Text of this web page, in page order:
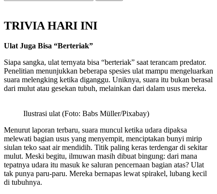
TRIVIA HARI INI
Ulat Juga Bisa “Berteriak”
Siapa sangka, ulat ternyata bisa “berteriak” saat terancam predator.
Penelitian menunjukkan beberapa spesies ulat mampu mengeluarkan
suara melengking ketika diganggu. Uniknya, suara itu bukan berasal
dari mulut atau gesekan tubuh, melainkan dari dalam usus mereka.
Ilustrasi ulat (Foto: Babs Müller/Pixabay)
Menurut laporan terbaru, suara muncul ketika udara dipaksa
melewati bagian usus yang menyempit, menciptakan bunyi mirip
siulan teko saat air mendidih. Titik paling keras terdengar di sekitar
mulut. Meski begitu, ilmuwan masih dibuat bingung: dari mana
tepatnya udara itu masuk ke saluran pencernaan bagian atas? Ulat
tak punya paru-paru. Mereka bernapas lewat spirakel, lubang kecil
di tubuhnya.